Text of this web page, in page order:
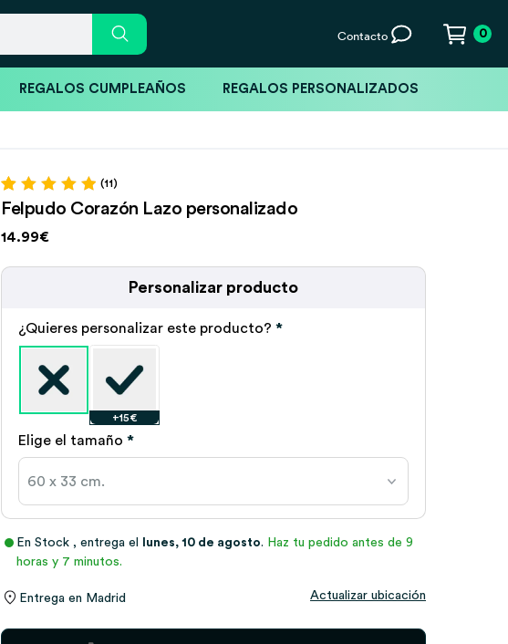
Contacto 0
REGALOS CUMPLEAÑOS REGALOS PERSONALIZADOS
Valorado con
5.00de 5 en
base a
11
(11)
Felpudo Corazón Lazo personalizado
14.99€
Personalizar producto
¿Quieres personalizar este producto?*
+15€
Elige el tamaño*
En Stock , entrega el lunes, 10 de agosto. Haz tu pedido antes de 9
horas y 7 minutos.
Entrega en Madrid Actualizar ubicación
Felpudo